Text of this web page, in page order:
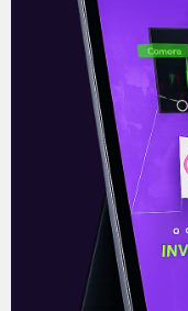
Denise
A questão
reação da
diante de
acima
Leia mais